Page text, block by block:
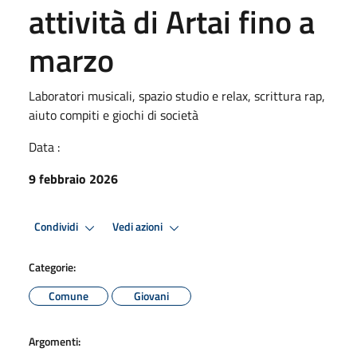
attività di Artai fino a
marzo
Laboratori musicali, spazio studio e relax, scrittura rap,
aiuto compiti e giochi di società
Data :
9 febbraio 2026
Condividi Vedi azioni
Categorie:
Comune
Giovani
Argomenti: